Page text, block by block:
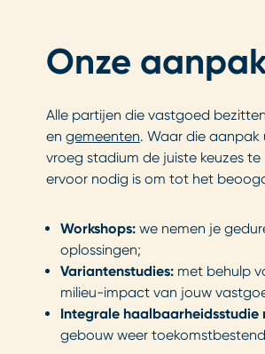
Onze
Alle partijen die vastgoed
en gemeenten. Waar die aanpak
vroeg stadium de juiste keuzes
ervoor nodig is om tot het
Workshops: we nemen je
oplossingen;
Variantenstudies: met behulp
milieu-impact van jouw
Integrale haalbaarheidsstudie
gebouw weer